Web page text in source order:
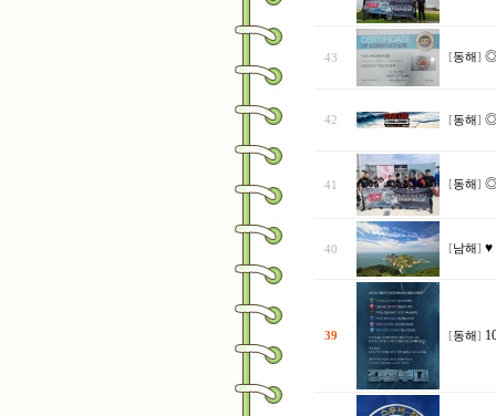
43 [동해] ◎
42 [동해] ◎
41 [동해] ◎
40 [남해] ♥
39 [동해]